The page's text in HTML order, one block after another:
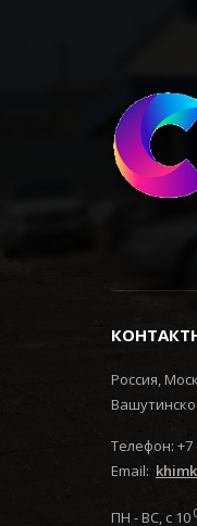
Россия,
Телефон: +7
Email:
ПН - ВС, с 10